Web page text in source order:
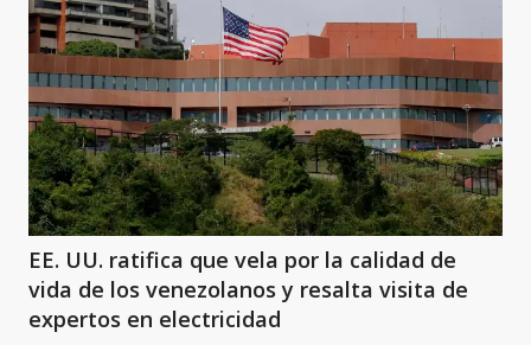
EE. UU. ratifica que vela por la calidad de
vida de los venezolanos y resalta visita de
expertos en electricidad